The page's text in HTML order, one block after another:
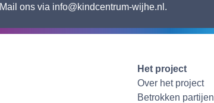
Mail ons via info@kindcentrum-wijhe.nl.
Het project
Over het project
Betrokken partijen